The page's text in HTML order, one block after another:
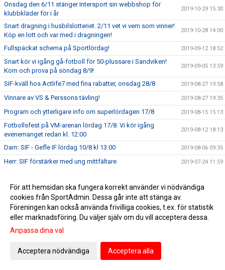
Onsdag den 6/11 stänger Intersport sin webbshop för
klubbkläder för i år
2019-10-29 15:30
Snart dragning i husbilslotteriet. 2/11 vet vi vem som vinner!
Köp en lott och var med i dragningen!
2019-10-28 14:00
Fullspäckat schema på Sportlördag! 2019-09-12 18:52
Snart kör vi igång gå-fotboll för 50-plussare i Sandviken!
Kom och prova på söndag 8/9!
2019-09-05 13:59
SIF-kväll hos Actlife7 med fina rabatter, onsdag 28/8 2019-08-27 19:58
Vinnare av VS & Perssons tävling! 2019-08-27 19:35
Program och ytterligare info om superlördagen 17/8 2019-08-15 15:13
Fotbollsfest på VM-arenan lördag 17/8. Vi kör igång
evenemanget redan kl. 12:00
2019-08-12 18:13
Dam: SIF - Gefle IF lördag 10/8 kl 13.00 2019-08-06 09:35
Herr: SIF förstärker med ung mittfältare 2019-07-24 11:59
kusten
Filmen från Manchester United Soccer School med
Santander Consumer Bank i Sandviken
2019-06-26 13:55
Semesterstängt på kansliet 2019-06-20 07:00
Imorgon startar sommmarlovsfotbollen!
Biljettinfo SIF-supportrar Gefle IF - SIF 15:e juni Gavlevallen.
Bussarna fullbokade!
För att hemsidan ska fungera korrekt använder vi nödvändiga
cookies från SportAdmin. Dessa går inte att stänga av.
Föreningen kan också använda frivilliga cookies, t.ex. för statistik
eller marknadsföring. Du väljer själv om du vill acceptera dessa.
Anpassa dina val
Acceptera nödvändiga Acceptera alla